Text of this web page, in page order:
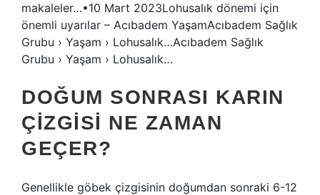
makaleler…•10 Mart 2023Lohusalık dönemi için
önemli uyarılar – Acıbadem YaşamAcıbadem Sağlık
Grubu › Yaşam › Lohusalık…Acıbadem Sağlık
Grubu › Yaşam › Lohusalık…
DOĞUM SONRASI KARIN
ÇIZGISI NE ZAMAN
GEÇER?
Genellikle göbek çizgisinin doğumdan sonraki 6-12